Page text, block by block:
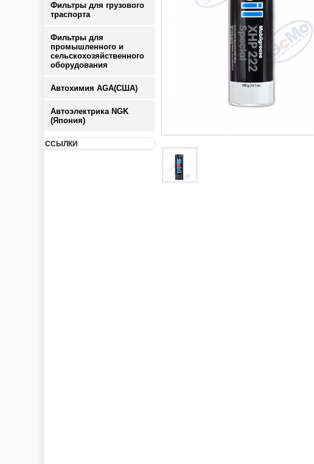
Фильтры для грузового
траспорта
Фильтры для
промышленного и
сельскохозяйственного
оборудования
Автохимия AGA(США)
Автоэлектрика NGK
(Япония)
ССЫЛКИ